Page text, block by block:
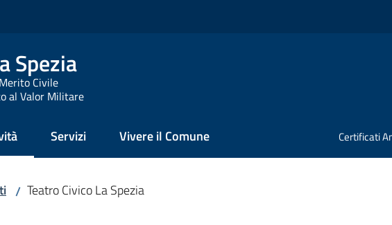
Spezia
Civile
al Valor Militare
selezionato
Servizi Vivere il Comune Certificati
/ Teatro Civico La Spezia